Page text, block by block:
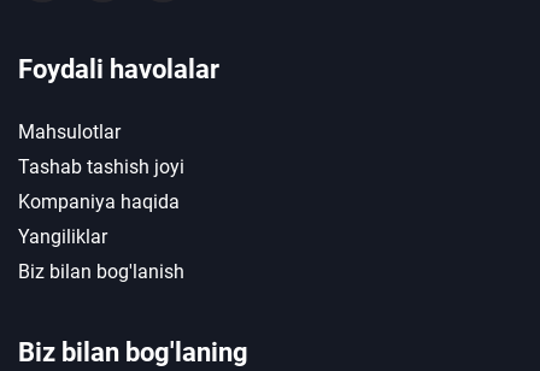
Foydali havolalar
Mahsulotlar
Tashab tashish joyi
Kompaniya haqida
Yangiliklar
Biz bilan bog'lanish
Biz bilan bog'laning